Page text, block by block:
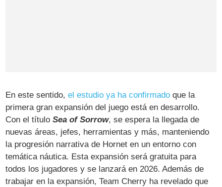
En este sentido,el estudio ya ha confirmado que la
primera gran expansión del juego está en desarrollo.
Con el títuloSea of Sorrow, se espera la llegada de
nuevas áreas, jefes, herramientas y más, manteniendo
la progresión narrativa de Hornet en un entorno con
temática náutica. Esta expansión será gratuita para
todos los jugadores y se lanzará en 2026. Además de
trabajar en la expansión, Team Cherry ha revelado que